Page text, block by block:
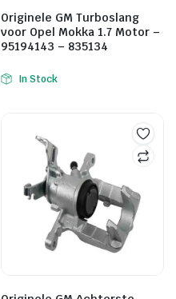
Originele GM Turboslang
voor Opel Mokka 1.7 Motor –
95194143 – 835134
In Stock